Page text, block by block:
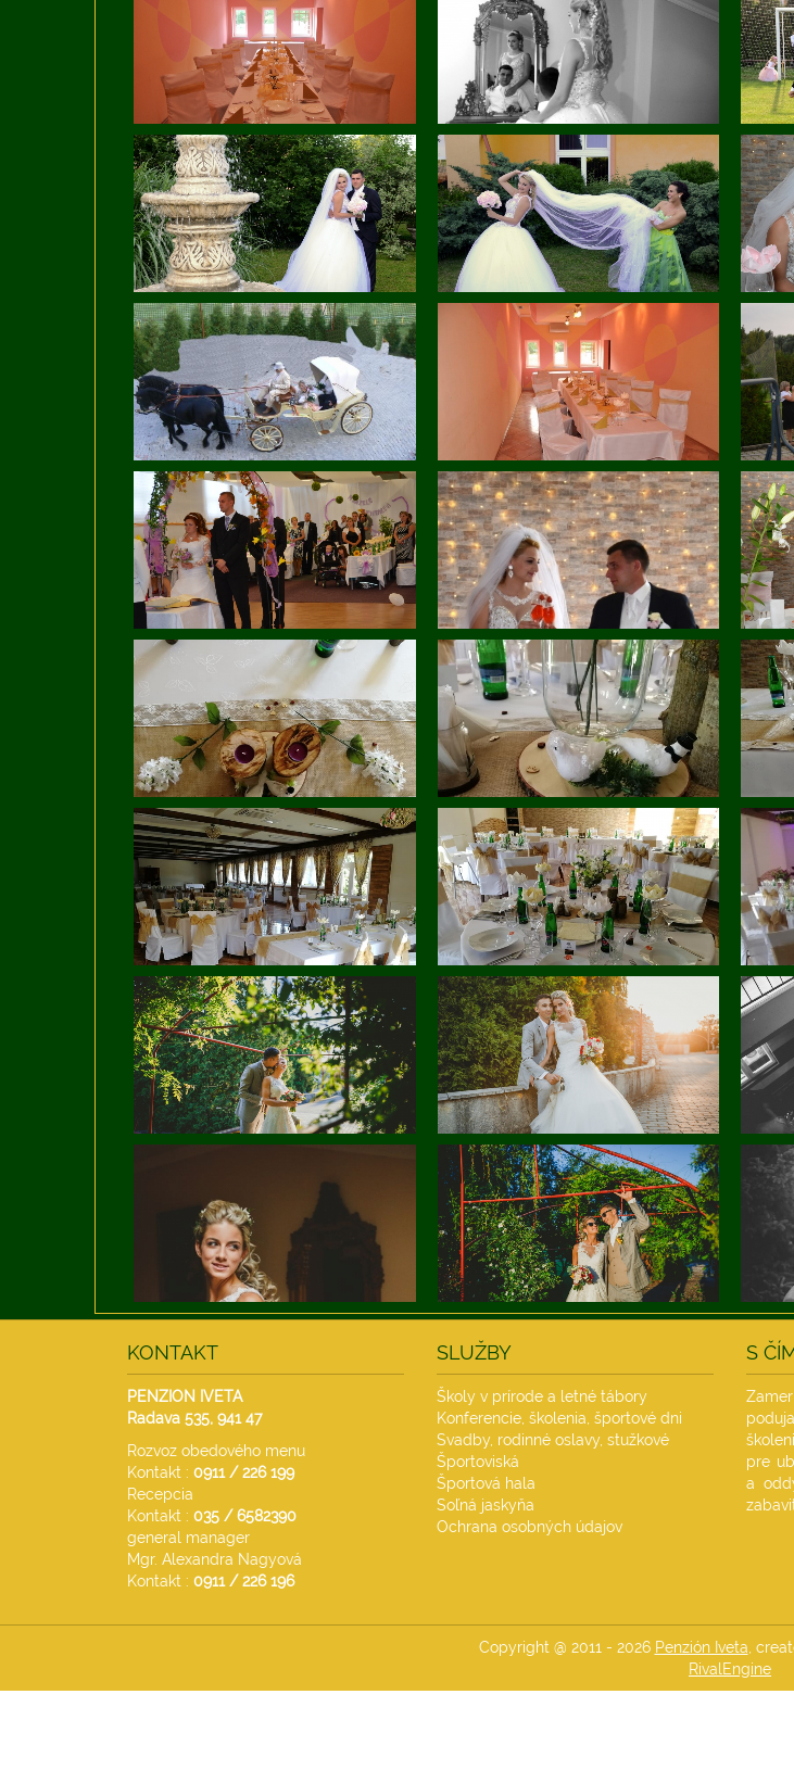
KONTAKT
PENZION IVETA
Radava 535, 941 47
Rozvoz obedového menu
Kontakt : 0911 / 226 199
Recepcia
Kontakt : 035 /6582390
general manager
Mgr. Alexandra Nagyová
Kontakt : 0911 / 226 196
SLUŽBY
Školy v prírode a letné tábory
Konferencie, školenia, športové dni
Svadby, rodinné oslavy, stužkové
Športoviská
Športová hala
Soľná jaskyňa
Ochrana osobných údajov
S
pre
a
Copyright @ 2011 - 2026 Penzión Iveta ,
RivalEngine